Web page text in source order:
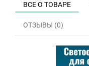
ВСЕ О ТОВАРЕ
ОТЗЫВЫ (0)